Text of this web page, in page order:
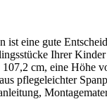
eine gute
Ihrer
cm, eine Höhe
pflegeleichter